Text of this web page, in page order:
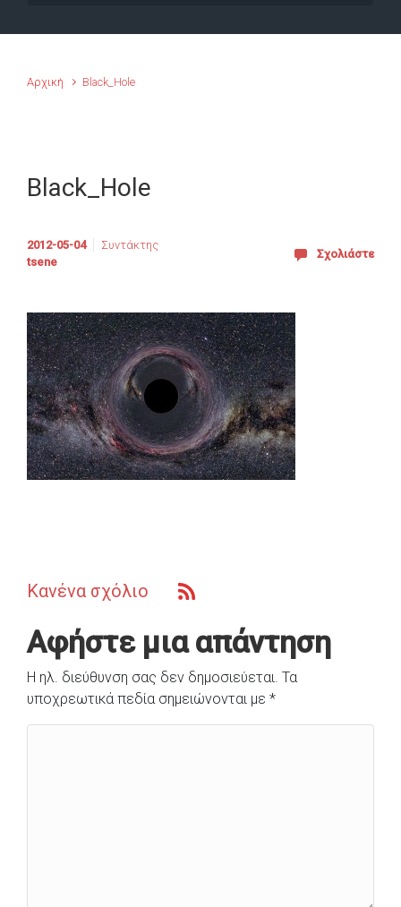
Αρχική Black_Hole
Black_Hole
2012-05-04
Συντάκτης
tsene
Σχολιάστε
Κανένα σχόλιο
Αφήστε μια απάντηση
Η ηλ. διεύθυνση σας δεν δημοσιεύεται. Τα
υποχρεωτικά πεδία σημειώνονται με *